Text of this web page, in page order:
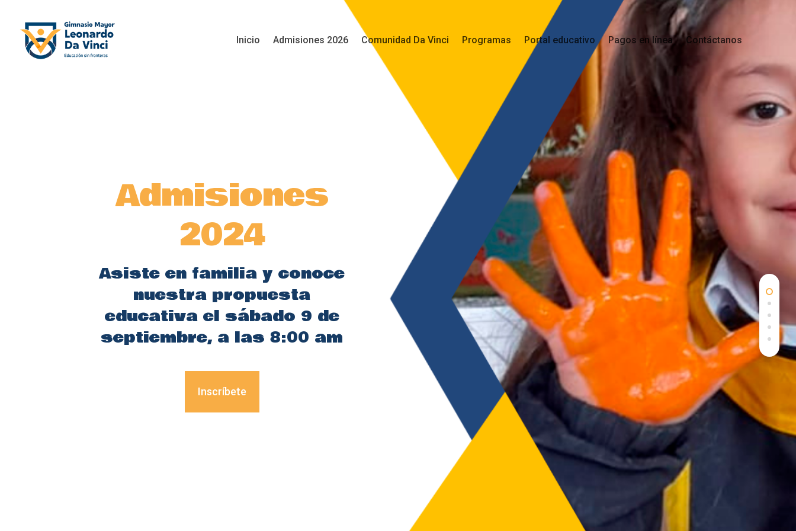
Inicio Admisiones 2026 Comunidad Da Vinci Programas Portal educativo Pagos en línea Contáctanos
Admisiones
2024
Asiste en familia y conoce
nuestra propuesta
educativa el sábado 9 de
septiembre, a las 8:00 am
Inscríbete